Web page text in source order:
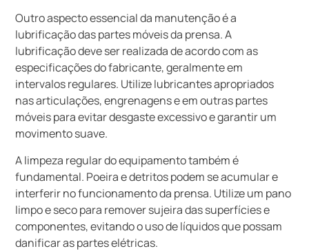
Outro aspecto essencial da manutenção é a
lubrificação das partes móveis da prensa. A
lubrificação deve ser realizada de acordo com as
especificações do fabricante, geralmente em
intervalos regulares. Utilize lubricantes apropriados
nas articulações, engrenagens e em outras partes
móveis para evitar desgaste excessivo e garantir um
movimento suave.
A limpeza regular do equipamento também é
fundamental. Poeira e detritos podem se acumular e
interferir no funcionamento da prensa. Utilize um pano
limpo e seco para remover sujeira das superfícies e
componentes, evitando o uso de líquidos que possam
danificar as partes elétricas.